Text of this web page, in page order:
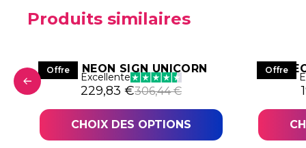
Produits similaires
€.
€.
Offre
LED NEON SIGN UNICORN
Excellente
306,44€
Le prix initial était : 306,44 €.
229,83 €
Le prix actuel est : 229,83 €.
CHOIX DES OPTIONS
Offre
LED